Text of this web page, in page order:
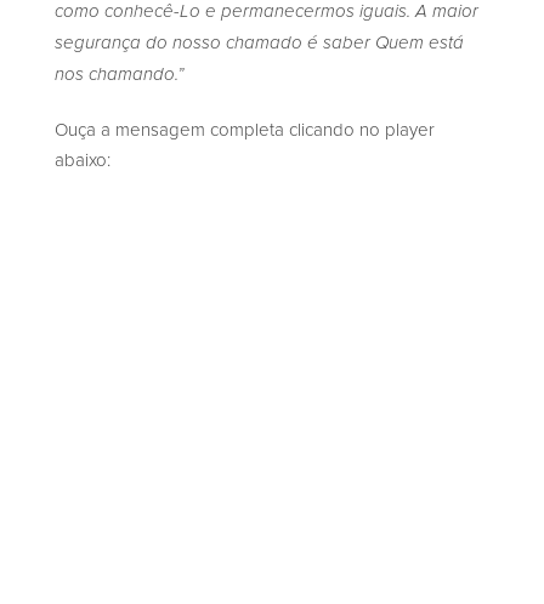
como conhecê-Lo e permanecermos iguais. A maior
segurança do nosso chamado é saber Quem está
nos chamando.”
Ouça a mensagem completa clicando no player
abaixo: